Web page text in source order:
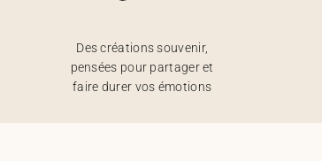
Des créations souvenir,
pensées pour partager et
faire durer vos émotions